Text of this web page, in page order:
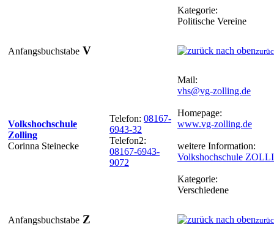
Kategorie:
Politische Vereine
Anfangsbuchstabe V
Volkshochschule
Zolling
Corinna Steinecke
Telefon: 08167-
6943-32
Telefon2:
08167-6943-
9072
Mail:
vhs@vg-zolling.de
Homepage:
www.vg-zolling.de
weitere Information:
Volkshochschule
Kategorie:
Verschiedene
Anfangsbuchstabe Z